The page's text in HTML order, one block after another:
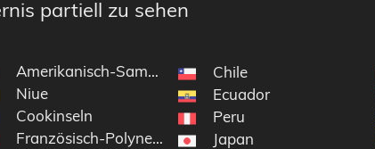
partiell zu sehen
Amerikanisch-Samoa
Niue
Cookinseln
Französisch-Polynesien
Chile
Ecuador
Peru
Japan